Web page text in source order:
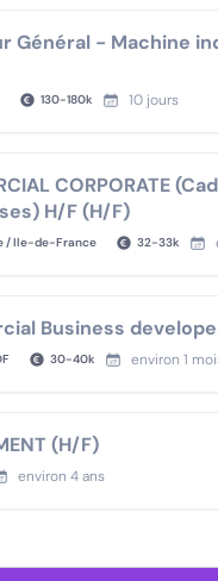
Général - Machine
130-180k 10 jours
CORPORATE
H/F (H/F)
/ Ile-de-France 32-33k
Business
30-40k environ 1
(H/F)
environ 4 ans